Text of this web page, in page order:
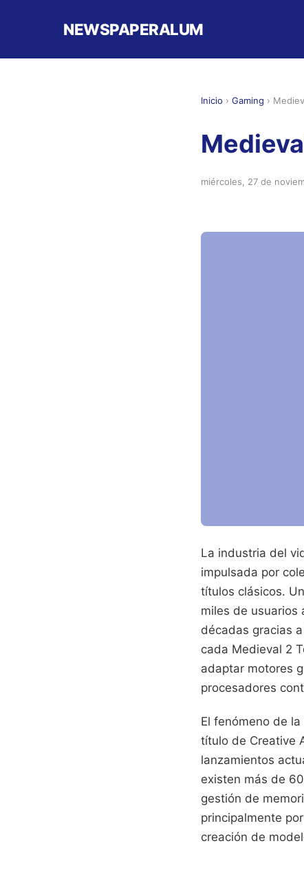
NEWSPAPERALUM
Inicio › Gaming ›
miércoles, 27 de
La industria del
impulsada por
títulos clásicos.
miles de usuarios
décadas gracias
cada Medieval 2
adaptar motores
procesadores
El fenómeno de
título de Creative
lanzamientos
existen más de
gestión de
principalmente
creación de